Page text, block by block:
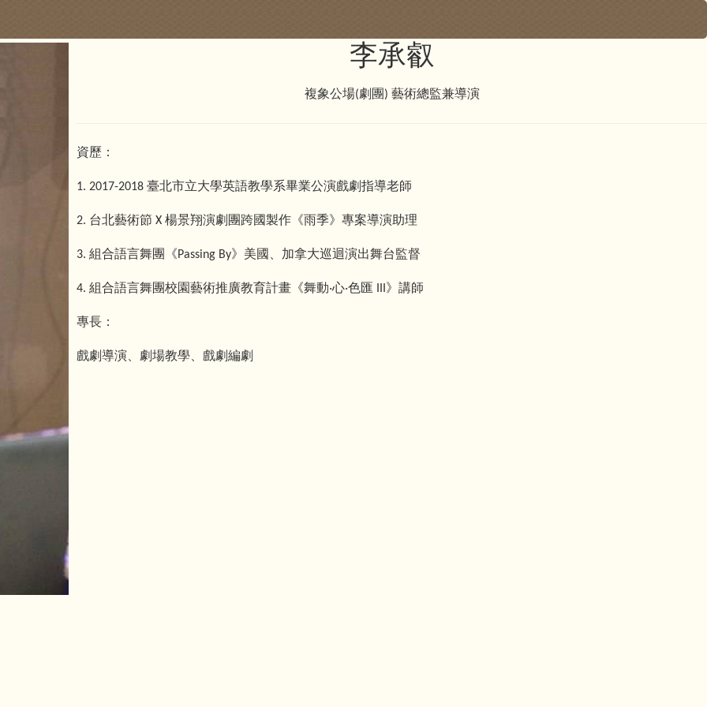
李承叡
複象公場(劇團) 藝術總監兼導演
資歷：
1. 2017-2018 臺北市立大學英語教學系畢業公演戲劇指導老師
2. 台北藝術節 X 楊景翔演劇團跨國製作《雨季》專案導演助理
3. 組合語言舞團《Passing By》美國、加拿大巡迴演出舞台監督
4. 組合語言舞團校園藝術推廣教育計畫《舞動‧心‧色匯 》講師
專長：
戲劇導演、劇場教學、戲劇編劇